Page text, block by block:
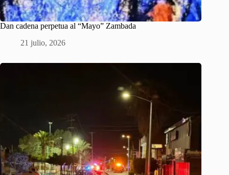
Dan cadena perpetua al “Mayo” Zambada
21 julio, 2026